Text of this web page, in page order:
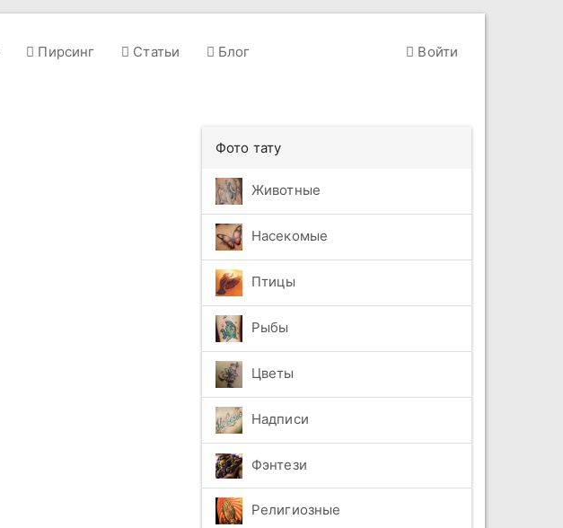
Пирсинг Статьи Блог Войти
Фото тату
Животные
Насекомые
Птицы
Рыбы
Цветы
Надписи
Фэнтези
Религиозные